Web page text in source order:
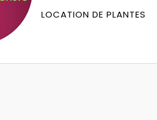
LOCATION DE PLANTES